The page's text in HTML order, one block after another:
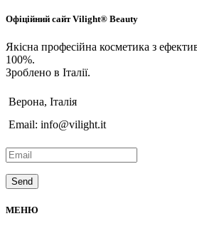
Офіційний сайт Vilight® Beauty
Якісна професійна косметика з
100%.
Зроблено в Італії.
Верона, Італія
Email: info@vilight.it
МЕНЮ